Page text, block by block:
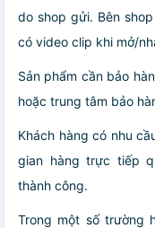
do shop gửi. Bên
có video clip khi mở/
Sản phẩm cần bảo
hoặc trung tâm bảo
Khách hàng có nhu
gian hàng trực tiếp
thành công.
Trong một số trường